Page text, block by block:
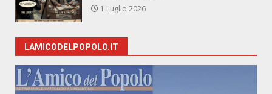
1 Luglio 2026
LAMICODELPOPOLO.IT